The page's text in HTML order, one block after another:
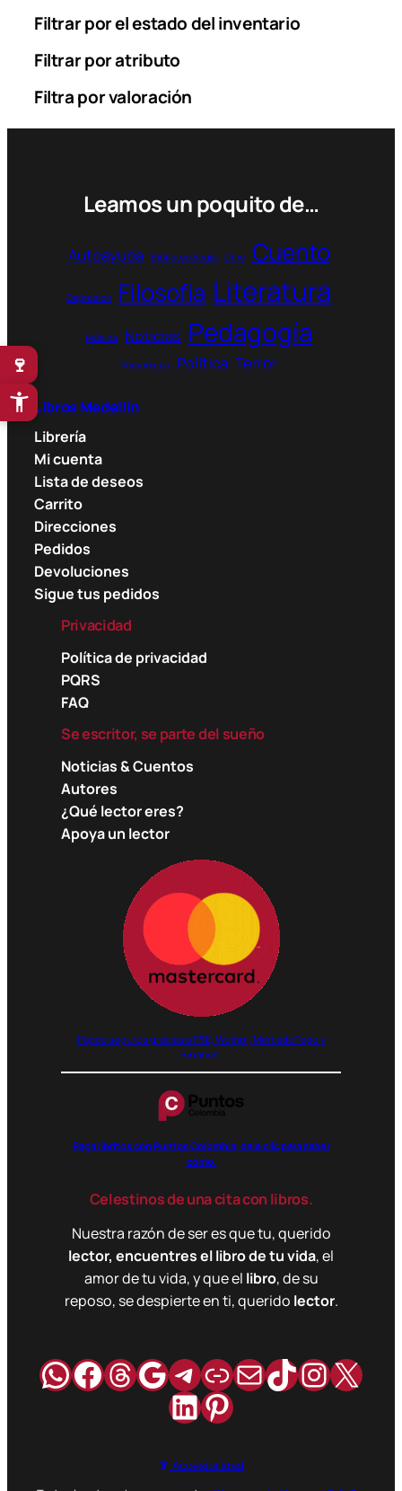
Filtrar por el estado del inventario
Filtrar por atributo
Filtra por valoración
Leamos un poquito de…
Autoayuda Bibliotecología Cine Cuento
Depresión Filosofía Literatura
Música Noticias Pedagogía
Personajes Política Terror
Libros Medellín
Librería
Mi cuenta
Lista de deseos
Carrito
Direcciones
Pedidos
Devoluciones
Sigue tus pedidos
Privacidad
Política de privacidad
PQRS
FAQ
Se escritor, se parte del sueño
Noticias & Cuentos
Autores
¿Qué lector eres?
Apoya un lector
Pagos seguros gracias a PSE, Wompi, MercadoPago y
Binance.
Paga libritos con Puntos Colombia, dale clic para saber
cómo.
Celestinos de una cita con libros.
Nuestra razón de ser es que tu, querido
lector, encuentres el libro de tu vida, el
amor de tu vida, y que el libro, de su
reposo, se despierte en ti, querido lector.
WhatsApp
Facebook
Hilos
Google
Telegram
Enlace
Correo
TikTok
X
LinkedIn
Pinterest
Accesibilidad
🍷